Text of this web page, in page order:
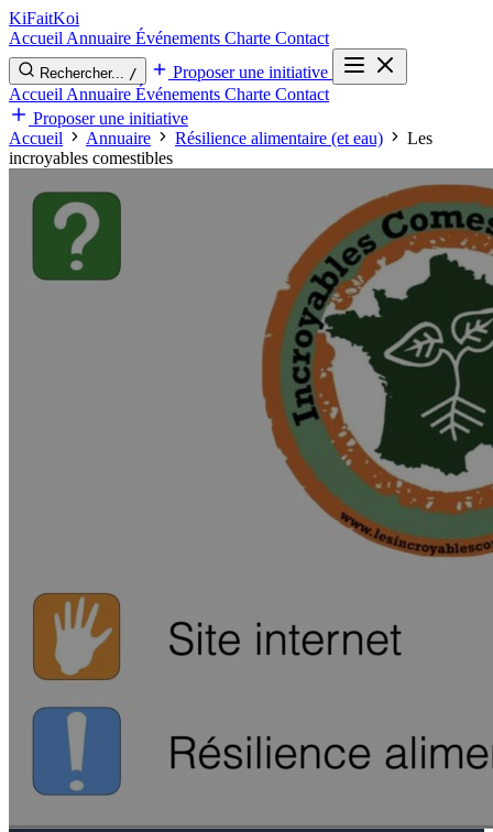
KiFaitKoi
Accueil Annuaire Événements Charte Contact
Rechercher... /
Proposer une initiative
Accueil Annuaire Événements Charte Contact
Proposer une initiative
Accueil
Annuaire Résilience alimentaire (et eau)
Les
incroyables comestibles